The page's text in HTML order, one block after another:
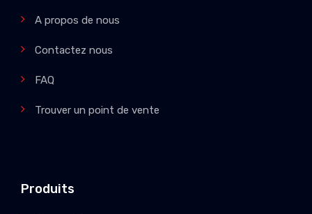
A propos de nous
Contactez nous
FAQ
Trouver un point de vente
Produits